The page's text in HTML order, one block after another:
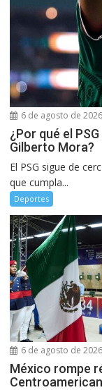
6 de agosto de 2026
¿Por qué el
Gilberto Mora?
El PSG sigue de
que cumpla...
Deportes
6 de agosto de 2026
México rompe